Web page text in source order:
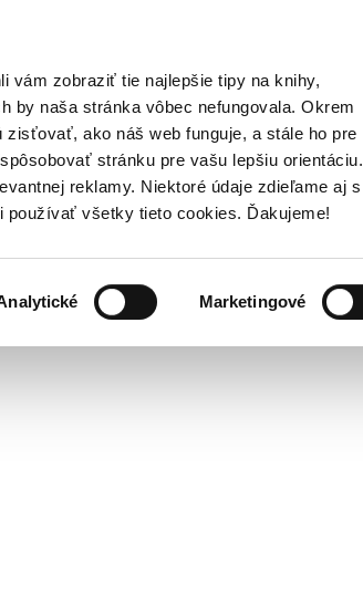
vám zobraziť tie najlepšie tipy na knihy,
by naša stránka vôbec nefungovala. Okrem
ako náš web funguje, a stále ho pre
stránku pre vašu lepšiu orientáciu.
reklamy. Niektoré údaje zdieľame aj s
všetky tieto cookies. Ďakujeme!
Marketingové